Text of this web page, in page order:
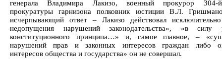
генерала Владимира Лакизо, военный прокурор 304-
прокуратуры гарнизона полковник юстиции В.Л.
исчерпывающий ответ – Лакизо действовал
недопущения нарушений законодательства», «в силу
конституционного принципа…» и, самое главное, –
нарушений прав и законных интересов граждан либо
интересов общества и государства» он не совершал.